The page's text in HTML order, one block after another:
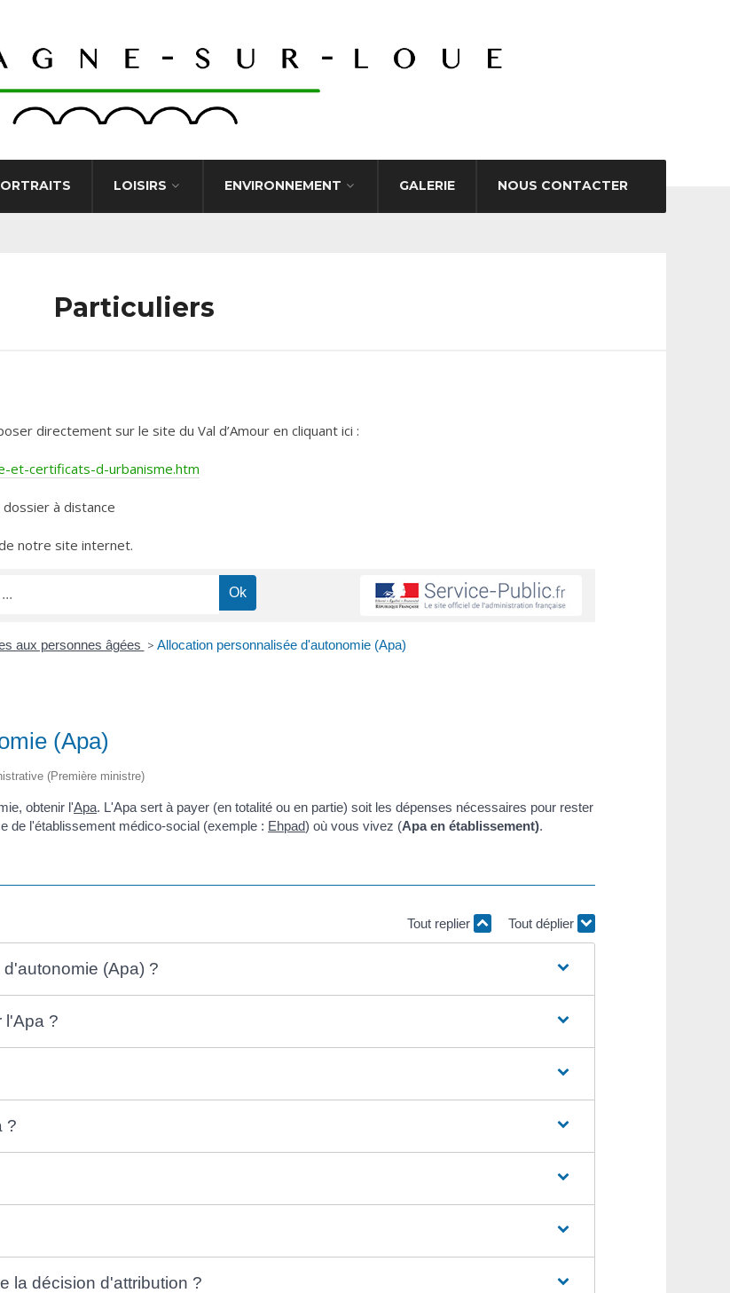
LOISIRS ENVIRONNEMENT GALERIE NOUS CONTACTER
Particuliers
directement sur le site du Val d’Amour en cliquant ici :
et-certificats-d-urbanisme.htm
à distance
notre site internet.
aux personnes âgées > Allocation personnalisée d'autonomie (Apa)
(Apa)
(Première ministre)
obtenir l'Apa. L'Apa sert à payer (en totalité ou en partie) soit les dépenses nécessaires pour rester
de l'établissement médico-social (exemple : Ehpad) où vous vivez (Apa en établissement).
Tout replier Tout déplier
(Apa) ?
l'Apa ?
?
la décision d'attribution ?